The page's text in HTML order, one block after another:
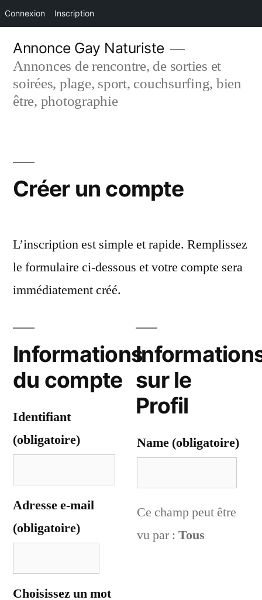
Connexion Inscription
contenu
Annonce Gay Naturiste
Annonces de rencontre, de sorties et
soirées, plage, sport, couchsurfing, bien
être, photographie
Créer un compte
L’inscription est simple et rapide. Remplissez
le formulaire ci-dessous et votre compte sera
immédiatement créé.
Informations
du compte
Identifiant
(obligatoire)
Adresse e-mail
(obligatoire)
Choisissez un mot
sur le
Profil
Name (obligatoire)
Ce champ peut être
vu par :Tous